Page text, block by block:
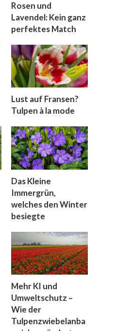
Rosen und
Lavendel: Kein ganz
perfektes Match
Lust auf Fransen?
Tulpen à la mode
Das Kleine
Immergrün,
welches den Winter
besiegte
Mehr KI und
Umweltschutz –
Wie der
Tulpenzwiebelanba